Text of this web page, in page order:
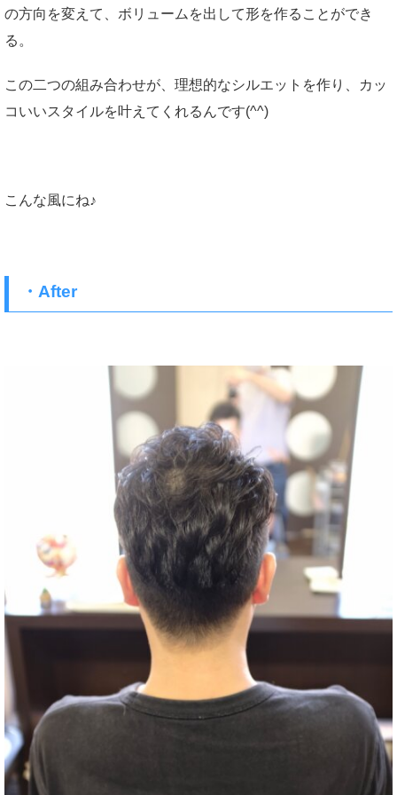
の方向を変えて、ボリュームを出して形を作ることができ
る。
この二つの組み合わせが、理想的なシルエットを作り、カッ
コいいスタイルを叶えてくれるんです(^^)
こんな風にね♪
・After